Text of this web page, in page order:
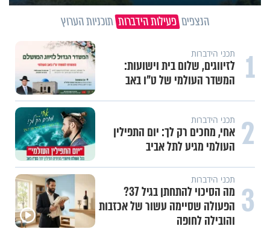
הנצפים פעילות הידברות תוכניות הערוץ
1 תכני הידברות
לזיווגים, שלום בית וישועות:
המשדר העולמי של ט"ו באב
2 תכני הידברות
אחי, מחכים רק לך: יום התפילין
העולמי מגיע לתל אביב
3 תכני הידברות
מה הסיכוי להתחתן בגיל 37?
הפעולה שסיימה עשור של אכזבות
והובילה לחופה